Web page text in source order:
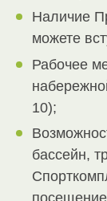
Наличие
можете
Рабочее
10);
бассейн,